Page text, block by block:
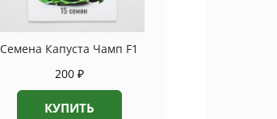
Семена Капуста Чамп F1
200 ₽
КУПИТЬ